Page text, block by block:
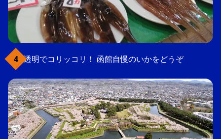
透明でコリッコリ！ 函館自慢のいかをどうぞ